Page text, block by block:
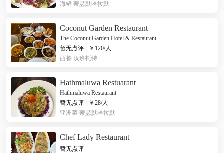
海鲜 蒂瑟默哈拉默
Coconut Garden Restaurant
The Coconut Garden Hotel & Restaurant
暂无点评
￥ 120/人
西餐 汉班托特
Hathmaluwa Restuarant
Hathmaluwa Restaurant
暂无点评
￥ 28/人
亚洲菜 蒂瑟默哈拉默
Chef Lady Restaurant
暂无点评